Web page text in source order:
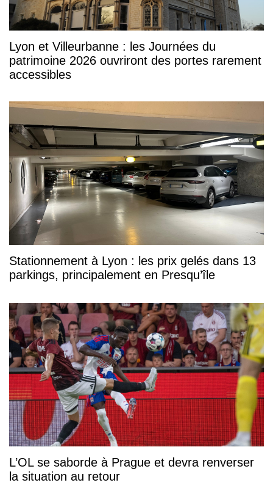
Lyon et Villeurbanne : les Journées du
patrimoine 2026 ouvriront des portes rarement
accessibles
Stationnement à Lyon : les prix gelés dans 13
parkings, principalement en Presqu’île
L’OL se saborde à Prague et devra renverser
la situation au retour